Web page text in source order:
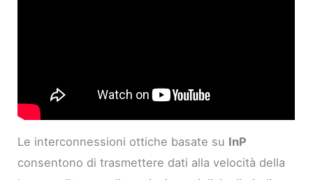
Le interconnessioni ottiche basate su InP
consentono di trasmettere dati alla velocità della